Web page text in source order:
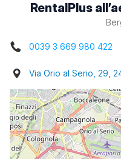
RentalPlus
0039 3 669 980 422
Via Orio al Serio, 29,